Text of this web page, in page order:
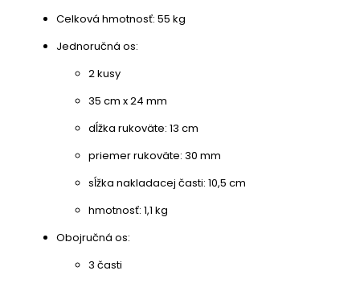
Celková hmotnosť: 55 kg
Jednoručná os:
2 kusy
35 cm x 24 mm
dĺžka rukoväte: 13 cm
priemer rukoväte: 30 mm
sĺžka nakladacej časti: 10,5 cm
hmotnosť: 1,1 kg
Obojručná os:
3 časti